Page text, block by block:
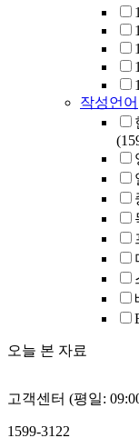
작성언어
오늘 본 자료
고객센터 (평일:
1599-3122